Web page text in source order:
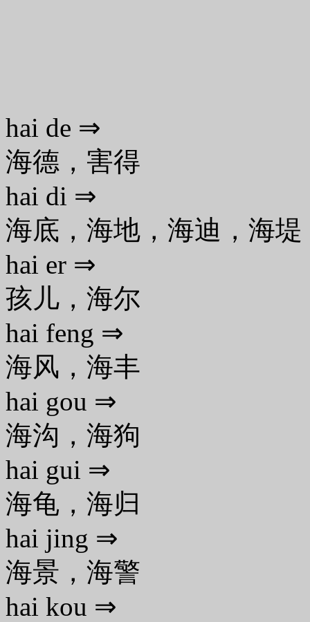
hai de ⇒
海德，害得
hai di ⇒
海底，海地，海迪，海堤
hai er ⇒
孩儿，海尔
hai feng ⇒
海风，海丰
hai gou ⇒
海沟，海狗
hai gui ⇒
海龟，海归
hai jing ⇒
海景，海警
hai kou ⇒